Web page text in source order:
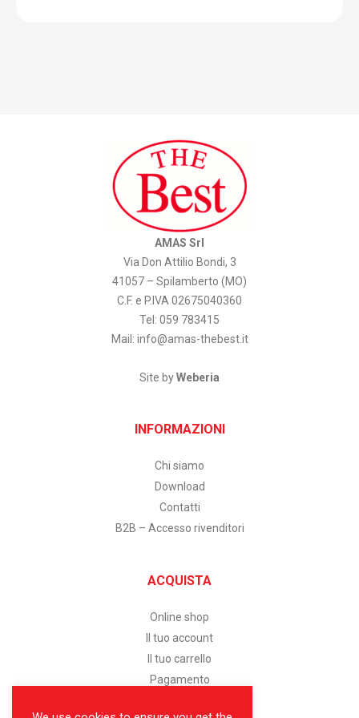
AMAS Srl
Via Don Attilio Bondi, 3
41057 – Spilamberto (MO)
C.F. e P.IVA 02675040360
Tel: 059 783415
Mail: info@amas-thebest.it
Site byWeberia
INFORMAZIONI
Chi siamo
Download
Contatti
B2B – Accesso rivenditori
ACQUISTA
Online shop
Il tuo account
Il tuo carrello
Pagamento